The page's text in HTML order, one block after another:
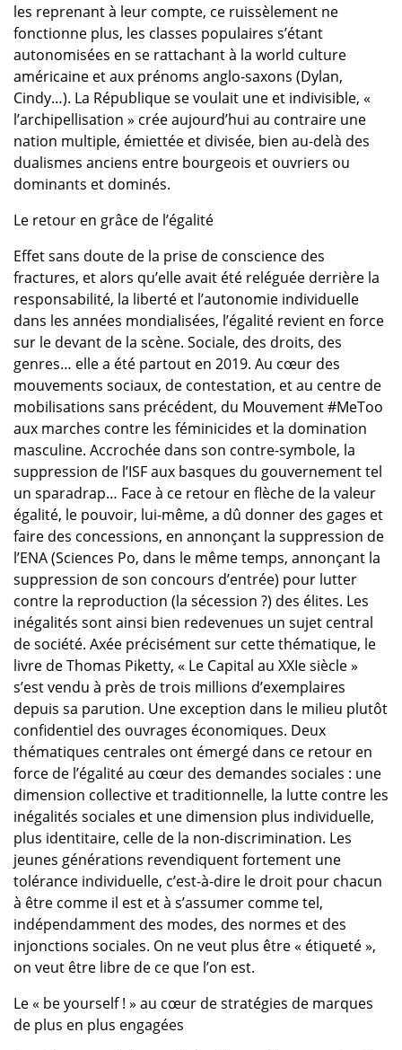
les reprenant à leur compte, ce ruissèlement ne
fonctionne plus, les classes populaires s’étant
autonomisées en se rattachant à la world culture
américaine et aux prénoms anglo-saxons (Dylan,
Cindy…). La République se voulait une et indivisible, «
l’archipellisation » crée aujourd’hui au contraire une
nation multiple, émiettée et divisée, bien au-delà des
dualismes anciens entre bourgeois et ouvriers ou
dominants et dominés.
Le retour en grâce de l’égalité
Effet sans doute de la prise de conscience des
fractures, et alors qu’elle avait été reléguée derrière la
responsabilité, la liberté et l’autonomie individuelle
dans les années mondialisées, l’égalité revient en force
sur le devant de la scène. Sociale, des droits, des
genres… elle a été partout en 2019. Au cœur des
mouvements sociaux, de contestation, et au centre de
mobilisations sans précédent, du Mouvement #MeToo
aux marches contre les féminicides et la domination
masculine. Accrochée dans son contre-symbole, la
suppression de l’ISF aux basques du gouvernement tel
un sparadrap… Face à ce retour en flèche de la valeur
égalité, le pouvoir, lui-même, a dû donner des gages et
faire des concessions, en annonçant la suppression de
l’ENA (Sciences Po, dans le même temps, annonçant la
suppression de son concours d’entrée) pour lutter
contre la reproduction (la sécession ?) des élites. Les
inégalités sont ainsi bien redevenues un sujet central
de société. Axée précisément sur cette thématique, le
livre de Thomas Piketty, « Le Capital au XXIe siècle »
s’est vendu à près de trois millions d’exemplaires
depuis sa parution. Une exception dans le milieu plutôt
confidentiel des ouvrages économiques. Deux
thématiques centrales ont émergé dans ce retour en
force de l’égalité au cœur des demandes sociales : une
dimension collective et traditionnelle, la lutte contre les
inégalités sociales et une dimension plus individuelle,
plus identitaire, celle de la non-discrimination. Les
jeunes générations revendiquent fortement une
tolérance individuelle, c’est-à-dire le droit pour chacun
à être comme il est et à s’assumer comme tel,
indépendamment des modes, des normes et des
injonctions sociales. On ne veut plus être « étiqueté »,
on veut être libre de ce que l’on est.
Le « be yourself ! » au cœur de stratégies de marques
de plus en plus engagées